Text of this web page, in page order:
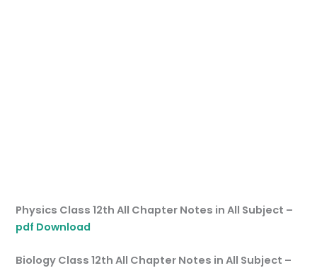
Physics Class 12th All Chapter Notes in All Subject –
pdf Download
Biology Class 12th All Chapter Notes in All Subject –